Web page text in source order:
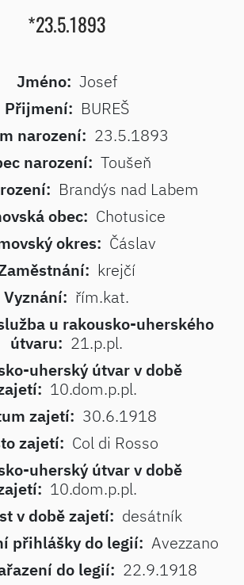
*23.5.1893
Jméno: Josef
Přijmení: BUREŠ
narození: 23.5.1893
narození: Toušeň
Brandýs nad Labem
obec: Chotusice
okres: Čáslav
krejčí
Vyznání: řím.kat.
u rakousko-uherského
útvaru: 21.p.pl.
uherský útvar v době
10.dom.p.pl.
zajetí: 30.6.1918
zajetí: Col di Rosso
uherský útvar v době
10.dom.p.pl.
v době zajetí: desátník
přihlášky do legií: Avezzano
do legií: 22.9.1918